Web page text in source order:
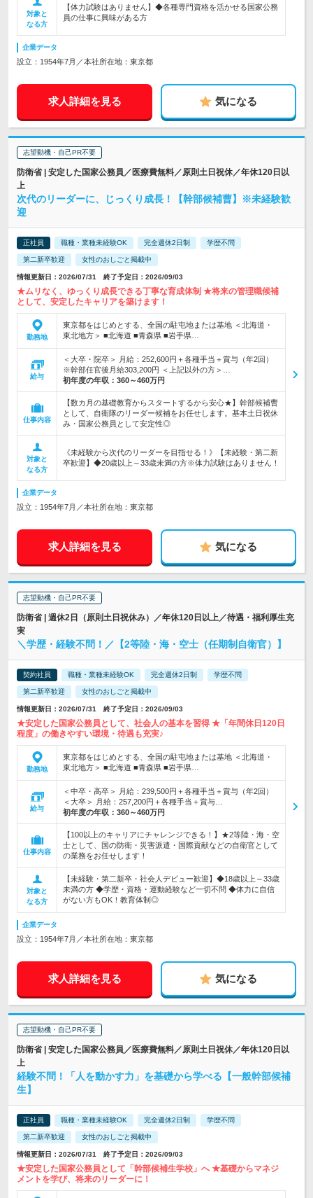
対象と
なる方
【体力試験はありません】◆各種専門資格を活かせる国家公務
員の仕事に興味がある方
企業データ
設立：1954年7月／本社所在地：東京都
求人詳細を見る 気になる
志望動機・自己PR不要
防衛省 | 安定した国家公務員／医療費無料／原則土日祝休／年休120日以
上
次代のリーダーに、じっくり成長！【幹部候補曹】※未経験歓
迎
正社員 職種・業種未経験OK 完全週休2日制 学歴不問
第二新卒歓迎 女性のおしごと掲載中
情報更新日：2026/07/31 終了予定日：2026/09/03
★ムリなく、ゆっくり成長できる丁寧な育成体制 ★将来の管理職候補
として、安定したキャリアを築けます！
勤務地
東京都をはじめとする、全国の駐屯地または基地 ＜北海道・
東北地方＞ ■北海道 ■青森県 ■岩手県…
給与
＜大卒・院卒＞ 月給：252,600円＋各種手当＋賞与（年2回）
※幹部任官後月給303,200円 ＜上記以外の方＞…
初年度の年収： 360～460万円
仕事内容
【数カ月の基礎教育からスタートするから安心★】幹部候補曹
として、自衛隊のリーダー候補をお任せします。基本土日祝休
み・国家公務員として安定性◎
対象と
なる方
《未経験から次代のリーダーを目指せる！》【未経験・第二新
卒歓迎】◆20歳以上～33歳未満の方※体力試験はありません！
企業データ
設立：1954年7月／本社所在地：東京都
求人詳細を見る 気になる
志望動機・自己PR不要
防衛省 | 週休2日（原則土日祝休み）／年休120日以上／待遇・福利厚生充
実
＼学歴・経験不問！／【2等陸・海・空士（任期制自衛官）】
契約社員 職種・業種未経験OK 完全週休2日制 学歴不問
第二新卒歓迎 女性のおしごと掲載中
情報更新日：2026/07/31 終了予定日：2026/09/03
★安定した国家公務員として、社会人の基本を習得 ★「年間休日120日
程度」の働きやすい環境・待遇も充実♪
勤務地
東京都をはじめとする、全国の駐屯地または基地 ＜北海道・
東北地方＞ ■北海道 ■青森県 ■岩手県…
給与
＜中卒・高卒＞ 月給：239,500円＋各種手当＋賞与（年2回）
＜大卒＞ 月給：257,200円＋各種手当＋賞与…
初年度の年収： 360～460万円
仕事内容
【100以上のキャリアにチャレンジできる！】★2等陸・海・空
士として、国の防衛・災害派遣・国際貢献などの自衛官として
の業務をお任せします！
対象と
なる方
【未経験・第二新卒・社会人デビュー歓迎】◆18歳以上～33歳
未満の方 ◆学歴・資格・運動経験など一切不問 ◆体力に自信
がない方もOK！教育体制◎
企業データ
設立：1954年7月／本社所在地：東京都
求人詳細を見る 気になる
志望動機・自己PR不要
防衛省 | 安定した国家公務員／医療費無料／原則土日祝休／年休120日以
上
経験不問！「人を動かす力」を基礎から学べる【一般幹部候補
生】
正社員 職種・業種未経験OK 完全週休2日制 学歴不問
第二新卒歓迎 女性のおしごと掲載中
情報更新日：2026/07/31 終了予定日：2026/09/03
★安定した国家公務員として「幹部候補生学校」へ ★基礎からマネジ
メントを学び、将来のリーダーに！